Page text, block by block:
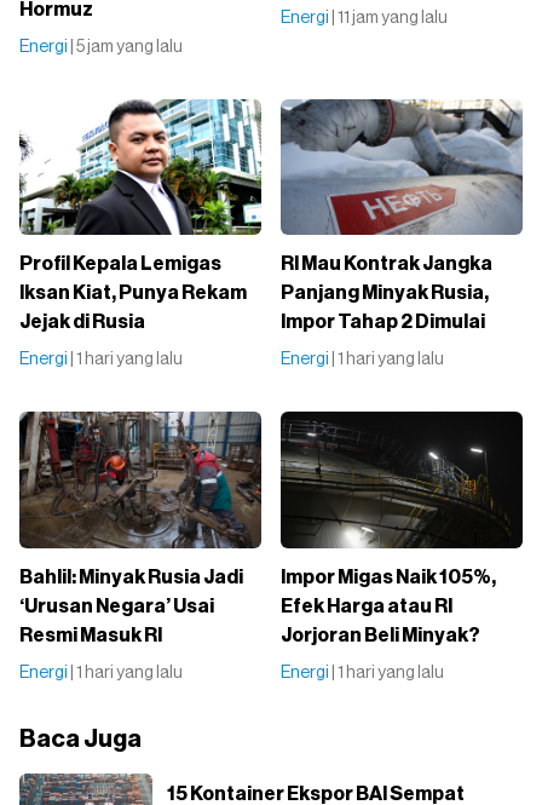
Hormuz
Energi | 5 jam yang lalu
Energi | 11 jam yang lalu
Profil Kepala Lemigas
Iksan Kiat, Punya Rekam
Jejak di Rusia
Energi | 1 hari yang lalu
RI Mau Kontrak Jangka
Panjang Minyak Rusia,
Impor Tahap 2 Dimulai
Energi | 1 hari yang lalu
Bahlil: Minyak Rusia Jadi
‘Urusan Negara’ Usai
Resmi Masuk RI
Energi | 1 hari yang lalu
Impor Migas Naik 105%,
Efek Harga atau RI
Jorjoran Beli Minyak?
Energi | 1 hari yang lalu
Baca Juga
15 Kontainer Ekspor BAI Sempat